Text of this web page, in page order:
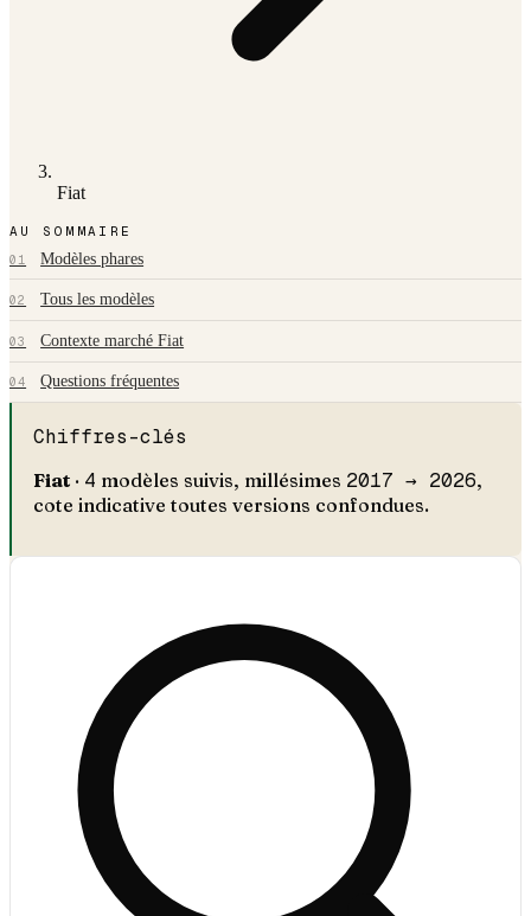
Fiat
AU SOMMAIRE
01 Modèles phares
02 Tous les modèles
03 Contexte marché Fiat
04 Questions fréquentes
Chiffres-clés
Fiat· 4 modèles suivis, millésimes 2017 → 2026,
cote indicative toutes versions confondues.